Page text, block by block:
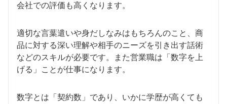
会社での評価も高くなります。
適切な言葉遣いや身だしなみはもちろんのこと、商
品に対する深い理解や相手のニーズを引き出す話術
などのスキルが必要です。また営業職は「数字を上
げる」ことが仕事になります。
数字とは「契約数」であり、いかに学歴が高くても